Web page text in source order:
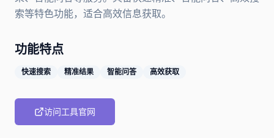
索等特色功能，适合高效信息获取。
功能特点
快速搜索 精准结果 智能问答 高效获取
访问工具官网